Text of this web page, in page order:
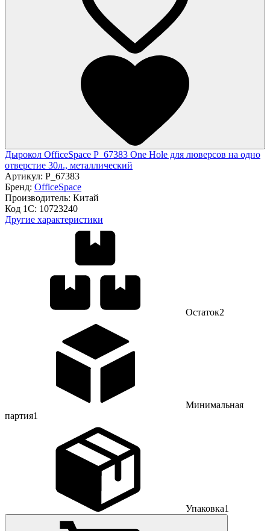
Дырокол OfficeSpace P_67383 One Hole для люверсов на одно
отверстие 30л., металлический
Артикул: P_67383
Бренд: OfficeSpace
Производитель: Китай
Код 1С: 10723240
Другие характеристики
Остаток2
Минимальная
партия1
Упаковка1